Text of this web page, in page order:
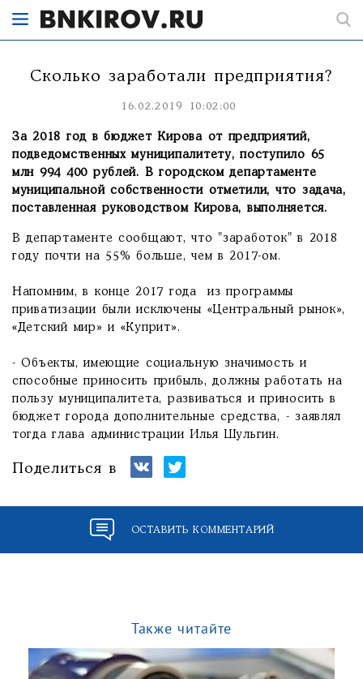
Сколько заработали предприятия?
16.02.2019 10:02:00
За 2018 год в бюджет Кирова от предприятий,
подведомственных муниципалитету, поступило 65
млн 994 400 рублей. В городском департаменте
муниципальной собственности отметили, что задача,
поставленная руководством Кирова, выполняется.
В департаменте сообщают, что "заработок" в 2018
году почти на 55% больше, чем в 2017-ом.
Напомним, в конце 2017 года из программы
приватизации были исключены «Центральный рынок»,
«Детский мир» и «Куприт».
- Объекты, имеющие социальную значимость и
способные приносить прибыль, должны работать на
пользу муниципалитета, развиваться и приносить в
бюджет города дополнительные средства, - заявлял
тогда глава администрации Илья Шульгин.
Поделиться в
ОСТАВИТЬ КОММЕНТАРИЙ
Также читайте